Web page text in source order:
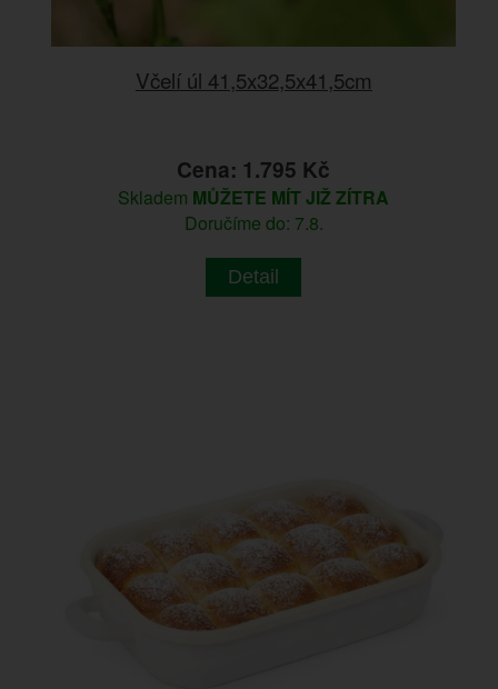
Včelí úl 41,5x32,5x41,5cm
Cena: 1.795 Kč
Skladem MŮŽETE MÍT JIŽ ZÍTRA
Doručíme do: 7.8.
Detail